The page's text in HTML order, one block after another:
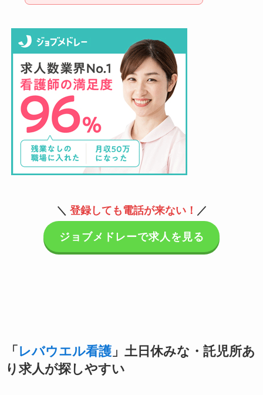
＼ 登録しても電話が来ない！ ／
ジョブメドレーで求人を見る
「 レバウエル看護」土日休みな・託児所あ
り求人が探しやすい